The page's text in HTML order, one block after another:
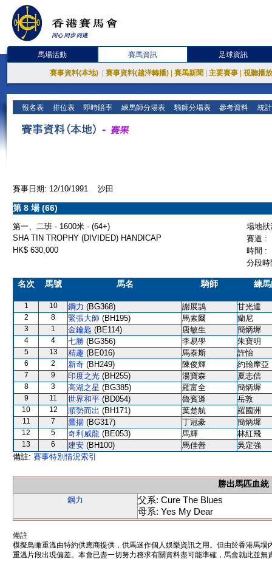
馬場活動 賽馬資訊 足球資訊
賽事資料(本地) 賽事資料(越洋轉播) 賽馬新聞 主要賽事 視聽播
報名表 排位表 即時賠率 練馬師分場表 騎師分場表 參考資料 統
賽事日期: 12/10/1991 沙田
第 8 場 (66)
第一、二班 - 1600米 - (64+)
場地
SHA TIN TROPHY (DIVIDED) HANDICAP
賽道 :
HK$ 630,000
時間 :
分段
名次 馬號 馬名 騎師 練
1 10 鋼力 (BG368) 謝展鵠 甘光達
2 8 緊張大師 (BH195) 馬素爾 蘭尼
3 1 金鑰匙 (BE114) 唐敏生 簡炳墀
4 4 七勝 (BG356) 李易學 朱寶明
5 13 精趣 (BE016) 馬泰斯 許怡
6 2 新奇 (BH249) 陳俊輝 約翰摩亞
7 9 印度之光 (BH255) 湯寶森 夏志信
8 3 高湖之星 (BG385) 羅富全 簡炳墀
9 11 世界和平 (BD054) 魯賓遜 岳敦
10 12 順勢而出 (BH171) 葉楚航 羅國洲
11 7 鷹揚 (BG317) 丁冠豪 簡炳墀
12 5 奇利威龍 (BE053) 馬輝 林紅飛
13 6 建安 (BH100) 馬佳善
吳定強
備註: 賽事特別情況索引
勝出馬匹血統
鋼力
父系: Cure The Blues
母系: Yes My Dear
備註
模擬鳥瞰重溫由特約供應商提供，供馬迷作個人娛樂資訊之用。但由於香港馬
重溫片段出現偏差。本會已盡一切努力務求有關資料盡可能準確，馬會就此並